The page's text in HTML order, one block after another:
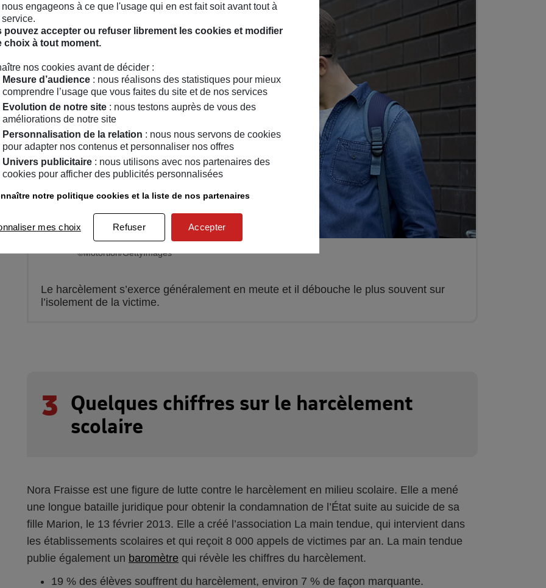
©Motortion/GettyImages
Le harcèlement s’exerce généralement en meute et il débouche le plus souvent sur
l’isolement de la victime.
3
Quelques chiffres sur le harcèlement
scolaire
Nora Fraisse est une figure de lutte contre le harcèlement en milieu scolaire. Elle a mené
une longue bataille juridique pour obtenir la condamnation de l’État suite au suicide de sa
fille Marion, le 13 février 2013. Elle a créé l’association La main tendue, qui intervient dans
les établissements scolaires et qui reçoit 8 000 appels de victimes par an. La main tendue
publie également un baromètre qui révèle les chiffres du harcèlement.
19 % des élèves souffrent du harcèlement, environ 7 % de façon marquante.
nous engageons à ce que l'usage qui en est fait soit avant tout à
pouvez accepter ou refuser librement les cookies et modifier
choix à tout moment.
nos cookies avant de décider :
Mesure d’audience : nous réalisons des statistiques pour mieux
comprendre l’usage que vous faites du site et de nos services
Evolution de notre site : nous testons auprès de vous des
améliorations de notre site
Personnalisation de la relation : nous nous servons de cookies
pour adapter nos contenus et personnaliser nos offres
Univers publicitaire : nous utilisons avec nos partenaires des
cookies pour afficher des publicités personnalisées
notre politique cookies et la liste de nos partenaires
mes choix Refuser Accepter